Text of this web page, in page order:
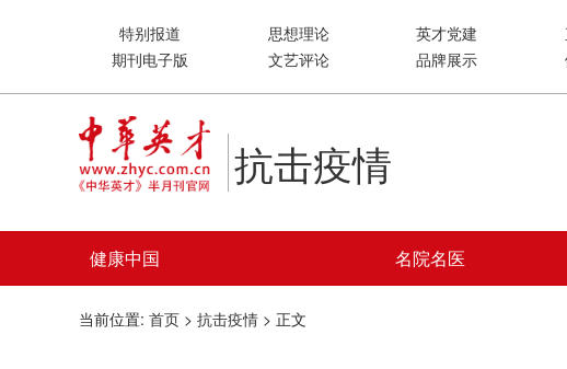
特别报道 思想理论 英才党建
期刊电子版
文艺评论 品牌展示
抗击疫情
健康中国 名院名医
当前位置: 首页 > 抗击疫情 > 正文